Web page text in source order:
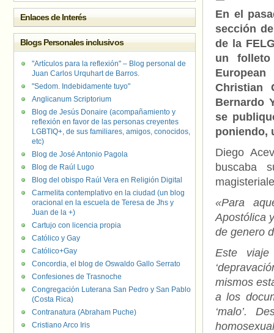
En el
sección
de la
un
Christian
Bernardo
se
poniendo,
Diego
buscaba
«Para
Apostólica
de genero
Este
mismos
a los
‘malo’.
Enlaces de Interés
Blogs Personales inclusivos
"Artículos para la reflexión" – Blog personal de
Juan Carlos Urquhart de Barros.
"Sedom. Indebidamente tuyo"
Anglicanum Scriptorium
Blog de Jesús Donaire (acompañamiento y
reflexión en favor de las personas creyentes
LGBTIQ+, de sus familiares, amigos, conocidos,
etc)
Blog de José Antonio Pagola
Blog de Raúl Lugo
Blog del obispo Raúl Vera en Religión Digital
Carmelita contemplativo en la ciudad (un blog
oracional en la escuela de Teresa de Jhs y
Juan de la +)
Cartujo con licencia propia
Católico y Gay
Católico+Gay
Concordia, el blog de Oswaldo Gallo Serrato
Confesiones de Trasnoche
Congregación Luterana San Pedro y San Pablo
(Costa Rica)
Contranatura (Abraham Puche)
Cristiano Arco Iris